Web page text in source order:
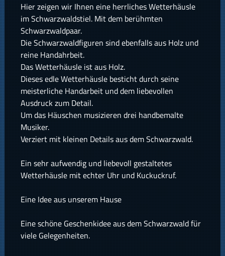
Hier zeigen wir Ihnen eine herrliches Wetterhäusle
im Schwarzwaldstiel. Mit dem berühmten
Schwarzwaldpaar.
Die Schwarzwaldfiguren sind ebenfalls aus Holz und
reine Handahrbeit.
Das Wetterhäusle ist aus Holz.
Dieses edle Wetterhäusle besticht durch seine
meisterliche Handarbeit und dem liebevollen
Ausdruck zum Detail.
Um das Häuschen musizieren drei handbemalte
Musiker.
Verziert mit kleinen Details aus dem Schwarzwald.
Ein sehr aufwendig und liebevoll gestaltetes
Wetterhäusle mit echter Uhr und Kuckuckruf.
Eine Idee aus unserem Hause
Eine schöne Geschenkidee aus dem Schwarzwald für
viele Gelegenheiten.